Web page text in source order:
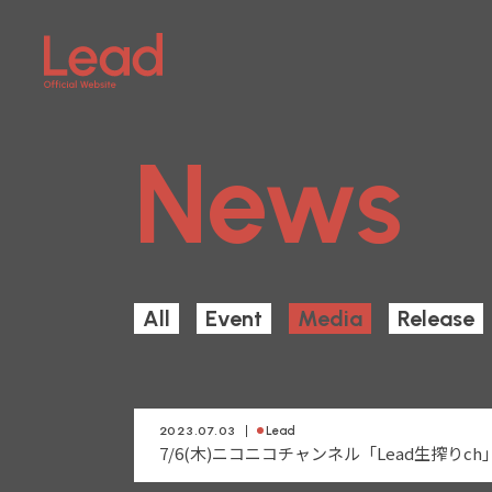
News
All Event Media Release
2023.07.03 Lead
7/6(木)ニコニコチャンネル「Lead生搾りch